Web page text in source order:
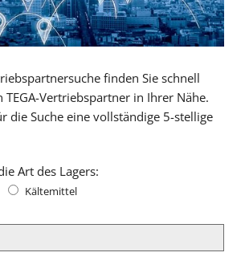
finden Sie schnell
TEGA-Vertriebspartner in Ihrer Nähe.
die Suche eine vollständige 5-stellige
Art des Lagers:
Art des Lagers:
Kältemittel